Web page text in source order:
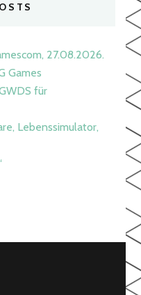
27.08.2026.
Games
für
Lebenssimulator,